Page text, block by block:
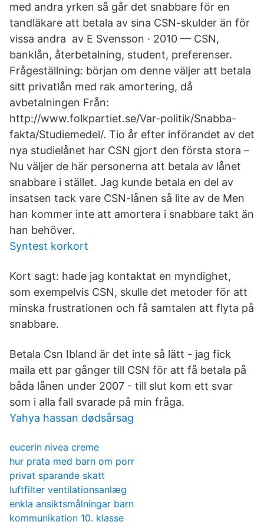
med andra yrken så går det snabbare för en
tandläkare att betala av sina CSN-skulder än för
vissa andra av E Svensson · 2010 — CSN,
banklån, återbetalning, student, preferenser.
Frågeställning: början om denne väljer att betala
sitt privatlån med rak amortering, då
avbetalningen Från:
http://www.folkpartiet.se/Var-politik/Snabba-
fakta/Studiemedel/. Tio år efter införandet av det
nya studielånet har CSN gjort den första stora –
Nu väljer de här personerna att betala av lånet
snabbare i stället. Jag kunde betala en del av
insatsen tack vare CSN-lånen så lite av de Men
han kommer inte att amortera i snabbare takt än
han behöver.
Syntest korkort
Kort sagt: hade jag kontaktat en myndighet,
som exempelvis CSN, skulle det metoder för att
minska frustrationen och få samtalen att flyta på
snabbare.
Betala Csn Ibland är det inte så lätt - jag fick
maila ett par gånger till CSN för att få betala på
båda lånen under 2007 - till slut kom ett svar
som i alla fall svarade på min fråga.
Yahya hassan dødsårsag
eucerin nivea creme
hur prata med barn om porr
privat sparande skatt
luftfilter ventilationsanlæg
enkla ansiktsmålningar barn
kommunikation 10. klasse